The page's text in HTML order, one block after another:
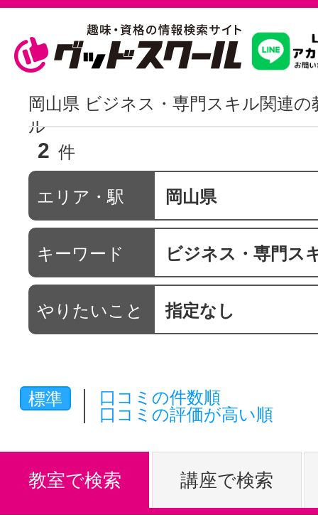
習いたいこ
駅・路線か
通信講座を
やりたいこ
特集をみる
岡山県 ビジネス・専門スキル関連の
ル
2 件
エリア・駅 岡山県
キーワード ビジネス・専門ス
やりたいこと 指定なし
標準
口コミの件数順
口コミの評価が高い順
教室で検索 講座で検索